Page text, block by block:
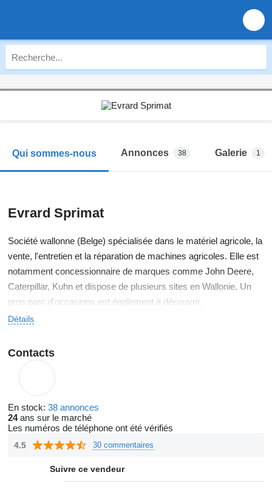
Qui sommes-nous Annonces 38 Galerie 1
Evrard Sprimat
Société wallonne (Belge) spécialisée dans le matériel agricole, la
vente, l'entretien et la réparation de machines agricoles. Elle est
notamment concessionnaire de marques comme John Deere,
Caterpillar, Kuhn et dispose de plusieurs sites en Wallonie. Un
gros parc d'occasions est également à découvrir.
Détails
Contacts
En stock: 38 annonces
24ans sur le marché
Les numéros de téléphone ont été vérifiés
4.5 30 commentaires
Suivre ce vendeur